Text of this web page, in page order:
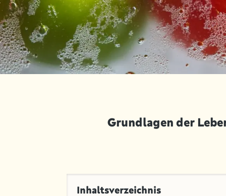
Grundlagen der
Inhaltsverzeichnis